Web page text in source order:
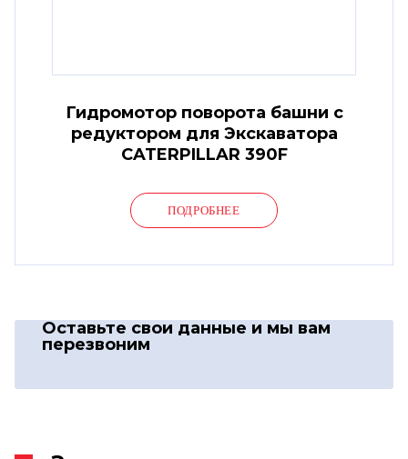
Гидромотор поворота башни с
редуктором для Экскаватора
CATERPILLAR 390F
ПОДРОБНЕЕ
Оставьте свои данные и мы вам
перезвоним